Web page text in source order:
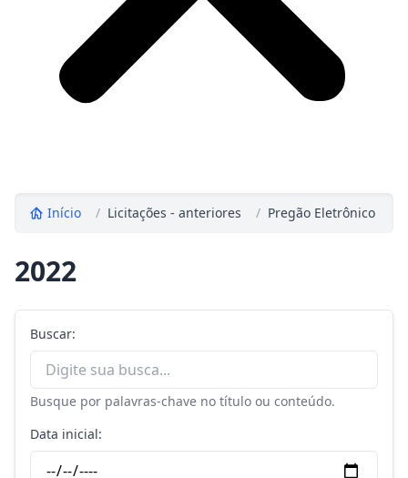
Início / Licitações - anteriores / Pregão Eletrônico
2022
Buscar:
Busque por palavras-chave no título ou conteúdo.
Data inicial: